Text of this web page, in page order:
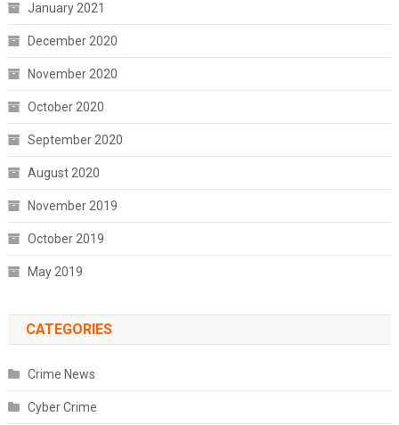
January 2021
December 2020
November 2020
October 2020
September 2020
August 2020
November 2019
October 2019
May 2019
CATEGORIES
Crime News
Cyber Crime